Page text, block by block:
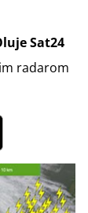
Sat24
radarom